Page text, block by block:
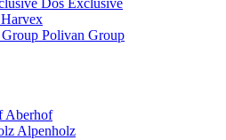
Dos Exclusive
Harvex
Polivan Group
Aberhof
Alpenholz